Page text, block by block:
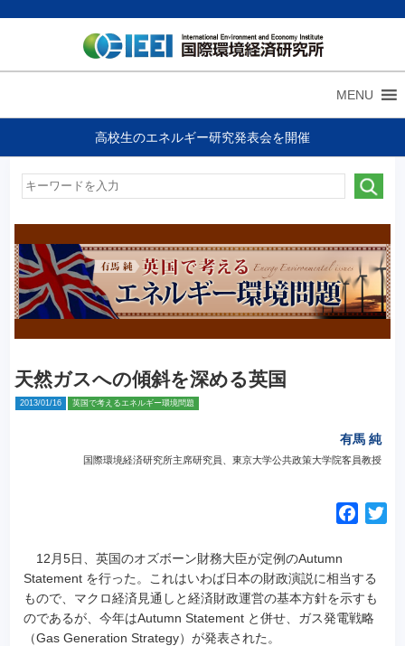
MENU
高校生のエネルギー研究発表会を開催
天然ガスへの傾斜を深める英国
2013/01/16 英国で考えるエネルギー環境問題
有馬 純
国際環境経済研究所主席研究員、東京大学公共政策大学院客員教授
e
b
o
12月5日、英国のオズボーン財務大臣が定例のAutumn
Statement を行った。これはいわば日本の財政演説に相当する
もので、マクロ経済見通しと経済財政運営の基本方針を示すも
のであるが、今年はAutumn Statement と併せ、ガス発電戦略
（Gas Generation Strategy）が発表された。